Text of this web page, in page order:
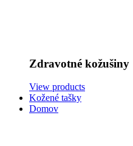
Zdravotné kožušiny
View products
Kožené tašky
Domov